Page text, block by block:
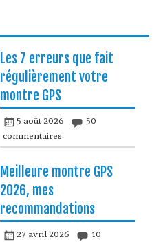
Les 7 erreurs que fait
régulièrement votre
montre GPS
5 août 2026
50
commentaires
Meilleure montre GPS
2026, mes
recommandations
27 avril 2026
10